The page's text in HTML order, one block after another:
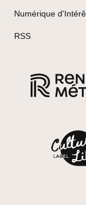
Numérique
RSS